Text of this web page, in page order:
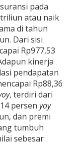
pada
triliun atau naik
di tahun
Dari sisi
Rp977,53
kinerja
pendapatan
Rp88,36
, terdiri dari
persen yoy
dan premi
tumbuh
sebesar